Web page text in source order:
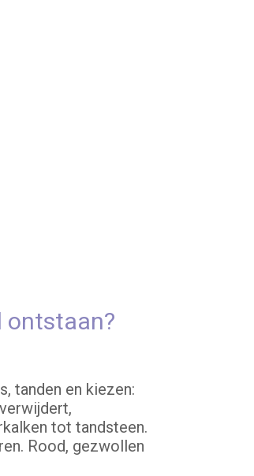
ontstaan?
tanden en kiezen:
tot tandsteen.
Rood, gezwollen